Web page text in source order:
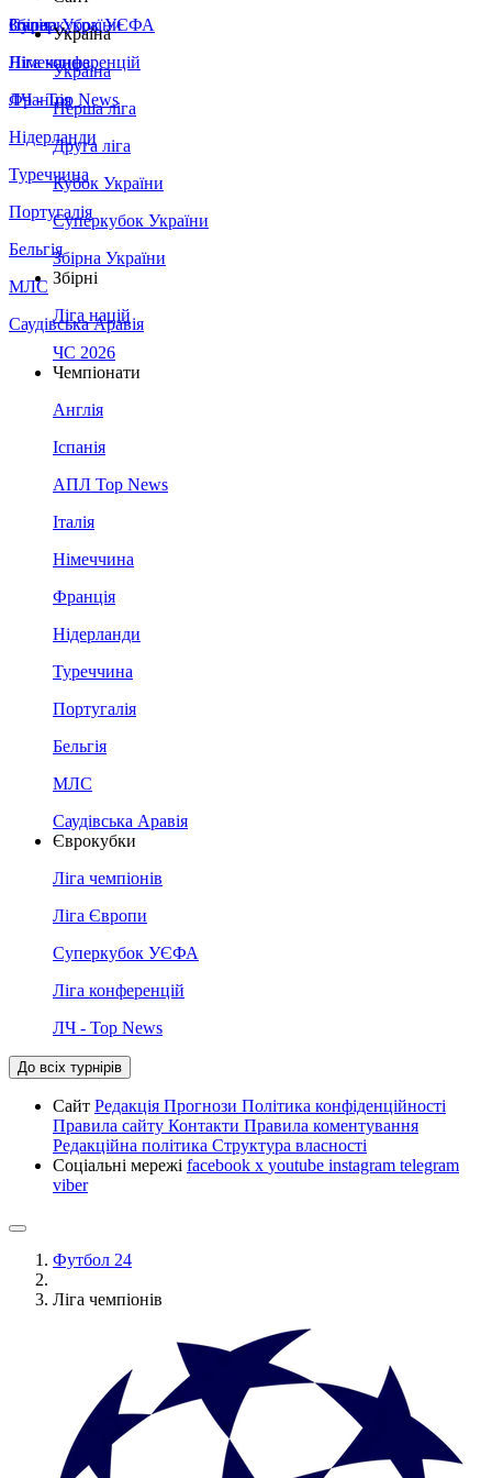
Збірна України
Італія
Німеччина
Франція
Нідерланди
Туреччина
Португалія
Бельгія
МЛС
Саудівська Аравія
Суперкубок УЄФА
Ліга конференцій
ЛЧ - Top News
Україна
Україна
Перша ліга
Друга ліга
Кубок України
Суперкубок України
Збірна України
Збірні
Ліга націй
ЧС 2026
Чемпіонати
Англія
Іспанія
АПЛ Top News
Італія
Німеччина
Франція
Нідерланди
Туреччина
Португалія
Бельгія
МЛС
Саудівська Аравія
Єврокубки
Ліга чемпіонів
Ліга Європи
Суперкубок УЄФА
Ліга конференцій
ЛЧ - Top News
До всіх турнірів
Сайт Редакція Прогнози Політика конфіденційності
Правила сайту Контакти Правила коментування
Редакційна політика Структура власності
Соціальні мережі facebook x youtube instagram telegram
viber
Футбол 24
Ліга чемпіонів